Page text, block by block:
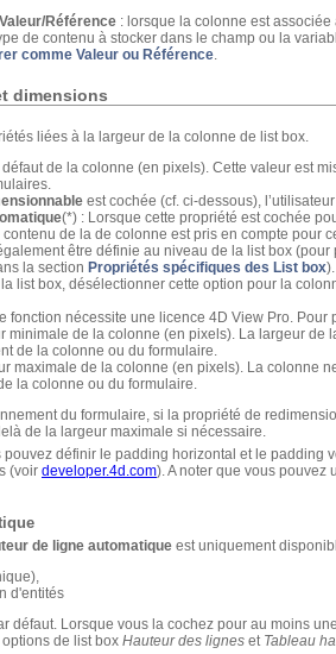
Référence : lorsque la colonne est
de contenu à stocker dans le champ ou la
comme Valeur ou Référence
dimensions
liées à la largeur de la colonne de list box.
de la colonne (en pixels). Cette valeur est
est cochée (cf. ci-dessous),
(*) : Lorsque cette propriété est cochée
de la de colonne est pris en compte pour
être définie au niveau de la list box
la section Propriétés spécifiques des List box
list box, désélectionner cette option pour la
fonction nécessite une licence 4D View Pro.
minimale de la colonne (en pixels). La largeur
de la colonne ou du formulaire.
maximale de la colonne (en pixels). La colonne
la colonne ou du formulaire.
du formulaire, si la propriété de
de la largeur maximale si nécessaire.
pouvez définir le padding horizontal et le
(voir developer.4d.com). A noter que vous pouvez
de ligne automatique est uniquement
d'entités
défaut. Lorsque vous la cochez pour au moins
de list box Hauteur des lignes et Tableau